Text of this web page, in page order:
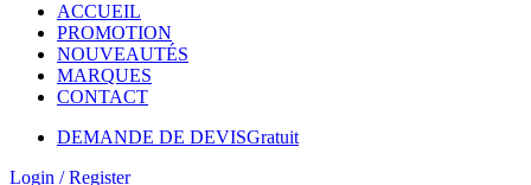
ACCUEIL
PROMOTION
NOUVEAUTÉS
MARQUES
CONTACT
DEMANDE DE DEVISGratuit
Login / Register